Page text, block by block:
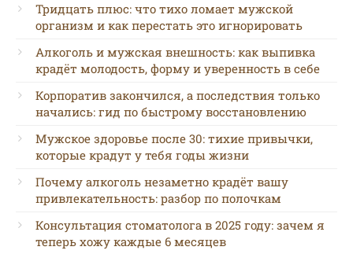
Тридцать плюс: что тихо ломает мужской
организм и как перестать это игнорировать
Алкоголь и мужская внешность: как выпивка
крадёт молодость, форму и уверенность в себе
Корпоратив закончился, а последствия только
начались: гид по быстрому восстановлению
Мужское здоровье после 30: тихие привычки,
которые крадут у тебя годы жизни
Почему алкоголь незаметно крадёт вашу
привлекательность: разбор по полочкам
Консультация стоматолога в 2025 году: зачем я
теперь хожу каждые 6 месяцев